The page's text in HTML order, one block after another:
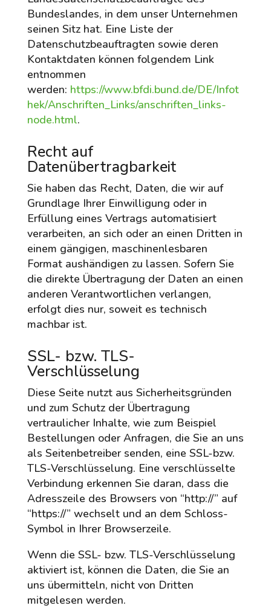
Bundeslandes, in dem unser Unternehmen
seinen Sitz hat. Eine Liste der
Datenschutzbeauftragten sowie deren
Kontaktdaten können folgendem Link
entnommen
werden: https://www.bfdi.bund.de/DE/Infot
hek/Anschriften_Links/anschriften_links-
node.html.
Recht auf
Datenübertragbarkeit
Sie haben das Recht, Daten, die wir auf
Grundlage Ihrer Einwilligung oder in
Erfüllung eines Vertrags automatisiert
verarbeiten, an sich oder an einen Dritten in
einem gängigen, maschinenlesbaren
Format aushändigen zu lassen. Sofern Sie
die direkte Übertragung der Daten an einen
anderen Verantwortlichen verlangen,
erfolgt dies nur, soweit es technisch
machbar ist.
SSL- bzw. TLS-
Verschlüsselung
Diese Seite nutzt aus Sicherheitsgründen
und zum Schutz der Übertragung
vertraulicher Inhalte, wie zum Beispiel
Bestellungen oder Anfragen, die Sie an uns
als Seitenbetreiber senden, eine SSL-bzw.
TLS-Verschlüsselung. Eine verschlüsselte
Verbindung erkennen Sie daran, dass die
Adresszeile des Browsers von “http://” auf
“https://” wechselt und an dem Schloss-
Symbol in Ihrer Browserzeile.
Wenn die SSL- bzw. TLS-Verschlüsselung
aktiviert ist, können die Daten, die Sie an
uns übermitteln, nicht von Dritten
mitgelesen werden.